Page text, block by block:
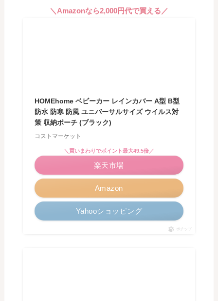
＼Amazonなら2,000円代で買える／
HOMEhome ベビーカー レインカバー A型 B型
防水 防寒 防風 ユニバーサルサイズ ウイルス対
策 収納ポーチ (ブラック)
コストマーケット
Amazon
＼買いまわりでポイント最大49.5倍／
楽天市場
Yahooショッピング
ポチップ